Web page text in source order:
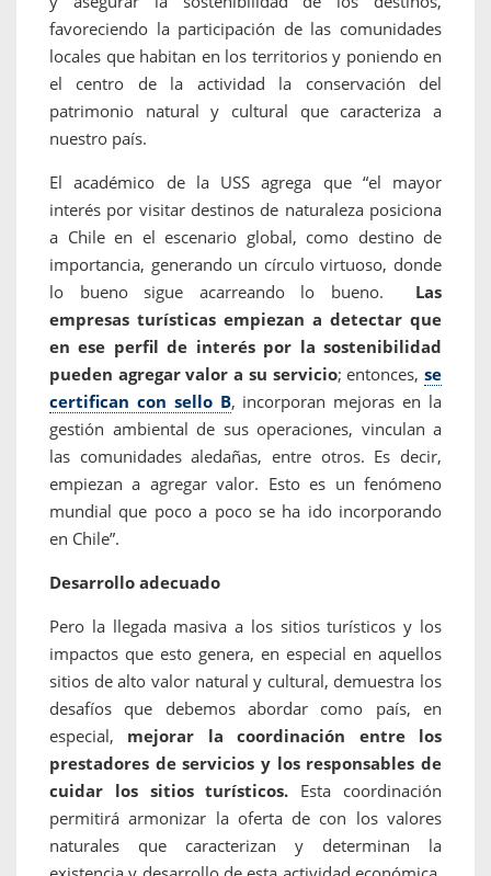
favoreciendo la participación de las comunidades
locales que habitan en los territorios y poniendo en
el centro de la actividad la conservación del
patrimonio natural y cultural que caracteriza a
nuestro país.
El académico de la USS agrega que “el mayor
interés por visitar destinos de naturaleza posiciona
a Chile en el escenario global, como destino de
importancia, generando un círculo virtuoso, donde
lo bueno sigue acarreando lo bueno.
Las
empresas turísticas empiezan a detectar que
en ese perfil de interés por la sostenibilidad
pueden agregar valor a su servicio; entonces,se
certifican con sello B, incorporan mejoras en la
gestión ambiental de sus operaciones, vinculan a
las comunidades aledañas, entre otros. Es decir,
empiezan a agregar valor. Esto es un fenómeno
mundial que poco a poco se ha ido incorporando
en Chile”.
Desarrollo adecuado
Pero la llegada masiva a los sitios turísticos y los
impactos que esto genera, en especial en aquellos
sitios de alto valor natural y cultural, demuestra los
desafíos que debemos abordar como país, en
especial, mejorar la coordinación entre los
prestadores de servicios y los responsables de
cuidar los sitios turísticos. Esta coordinación
permitirá armonizar la oferta de con los valores
naturales que caracterizan y determinan la